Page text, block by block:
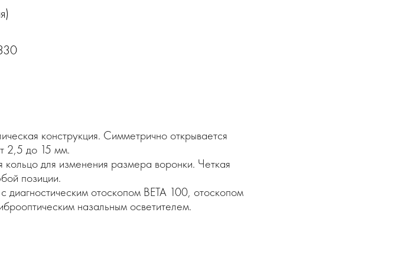
конструкция. Симметрично открывается
2,5 до 15 мм.
для изменения размера воронки. Четкая
позиции.
диагностическим отоскопом BETA 100, отоскопом
назальным осветителем.